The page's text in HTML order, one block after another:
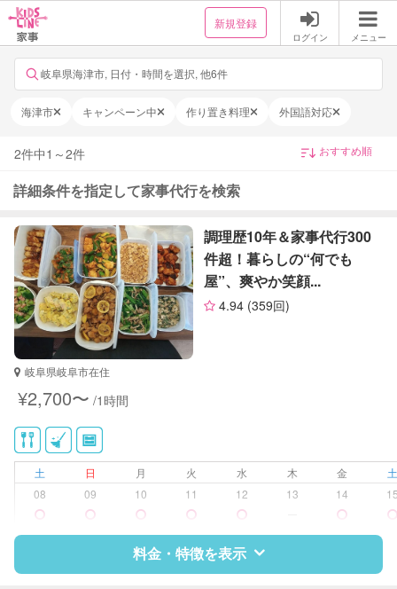
新規登録
ログイン メニュー
岐阜県海津市, 日付・時間を選択, 他6件
海津市 キャンペーン中 作り置き料理 外国語対応
2件中1 ～2件
詳細条件を指定して家事代行を検索
調理歴10年＆家事代行300
件超！暮らしの“何でも
屋”、爽やか笑顔...
4.94 (359回)
岐阜県岐阜市在住
¥2,700〜 /1時間
土 日 月 火 水 木 金
08
09 10 11 12 13 14
料金・特徴を表示